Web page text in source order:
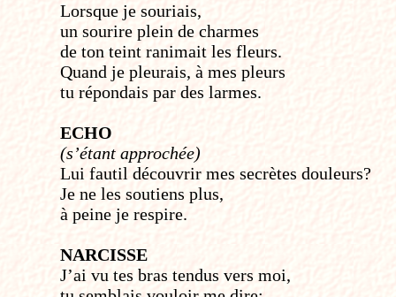
Lorsque je souriais,
un sourire plein de charmes
de ton teint ranimait les fleurs.
Quand je pleurais, à mes pleurs
tu répondais par des larmes.
ECHO
(s’étant approchée)
Lui faut­il découvrir mes secrètes douleurs?
Je ne les soutiens plus,
à peine je respire.
NARCISSE
J’ai vu tes bras tendus vers moi,